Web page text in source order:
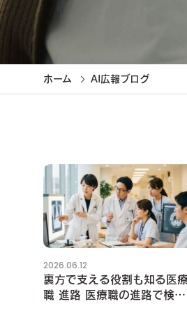
ホーム AI広報ブログ
2026.06.12
裏方で支える役割も知る医
職 進路 医療職の進路で検